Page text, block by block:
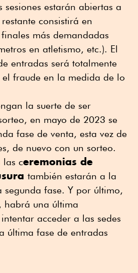
sesiones estarán abiertas a
consistirá en
más demandadas
en atletismo, etc.). El
entradas será totalmente
fraude en la medida de lo
la suerte de ser
en mayo de 2023 se
fase de venta, esta vez de
de nuevo con un sorteo.
las ceremonias de
también estarán a la
segunda fase. Y por último,
habrá una última
acceder a las sedes
última fase de entradas